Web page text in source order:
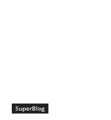
SuperBlog